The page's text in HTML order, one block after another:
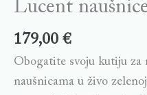
Lucent
179,00 €
Obogatite svoju kutiju
naušnicama u živo